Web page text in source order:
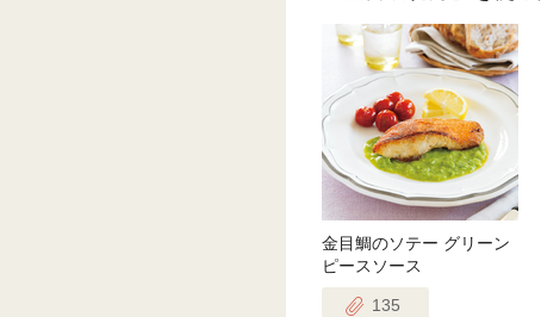
金目鯛のソテー グリーン
ピースソース
135